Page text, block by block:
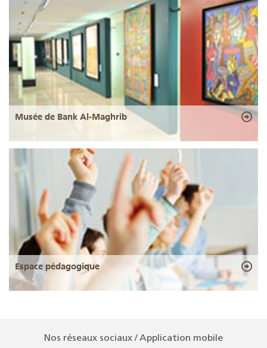
Musée de Bank Al-Maghrib
Espace pédagogique
Nos réseaux sociaux / Application mobile